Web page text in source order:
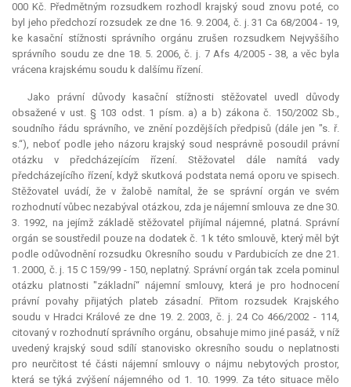
000 Kč. Předmětným rozsudkem rozhodl krajský soud znovu poté, co
byl jeho předchozí rozsudek ze dne 16. 9. 2004, č. j. 31 Ca 68/2004 - 19,
ke kasační stížnosti správního orgánu zrušen rozsudkem Nejvyššího
správního soudu ze dne 18. 5. 2006, č. j. 7 Afs 4/2005 - 38, a věc byla
vrácena krajskému soudu k dalšímu řízení.
Jako právní důvody kasační stížnosti stěžovatel uvedl důvody
obsažené v ust. § 103 odst. 1 písm. a) a b) zákona č. 150/2002 Sb.,
soudního řádu správního, ve znění pozdějších předpisů (dále jen "s. ř.
s.“), neboť podle jeho názoru krajský soud nesprávně posoudil právní
otázku v předcházejícím řízení. Stěžovatel dále namítá vady
předcházejícího řízení, když skutková podstata nemá oporu ve spisech.
Stěžovatel uvádí, že v žalobě namítal, že se správní orgán ve svém
rozhodnutí vůbec nezabýval otázkou, zda je nájemní smlouva ze dne 30.
3. 1992, na jejímž základě stěžovatel přijímal nájemné, platná. Správní
orgán se soustředil pouze na dodatek č. 1 k této smlouvě, který měl být
podle odůvodnění rozsudku Okresního soudu v Pardubicích ze dne 21.
1. 2000, č. j. 15 C 159/99 - 150, neplatný. Správní orgán tak zcela pominul
otázku platnosti "základní“ nájemní smlouvy, která je pro hodnocení
právní povahy přijatých plateb zásadní. Přitom rozsudek Krajského
soudu v Hradci Králové ze dne 19. 2. 2003, č. j. 24 Co 466/2002 - 114,
citovaný v rozhodnutí správního orgánu, obsahuje mimo jiné pasáž, v níž
uvedený krajský soud sdílí stanovisko okresního soudu o neplatnosti
pro neurčitost té části nájemní smlouvy o nájmu nebytových prostor,
která se týká zvýšení nájemného od 1. 10. 1999. Za této situace mělo